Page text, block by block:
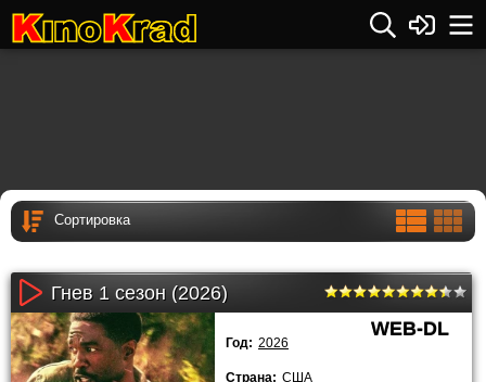
Гнев 1 сезон (2026)
WEB-DL
Год: 2026
Страна: США